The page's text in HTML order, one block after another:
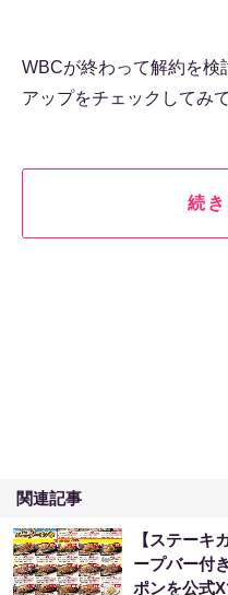
WBCが終わって解約を検
アップをチェックしてみ
続
関連記事
【ステーキ
ープバー付
ポンを公式X